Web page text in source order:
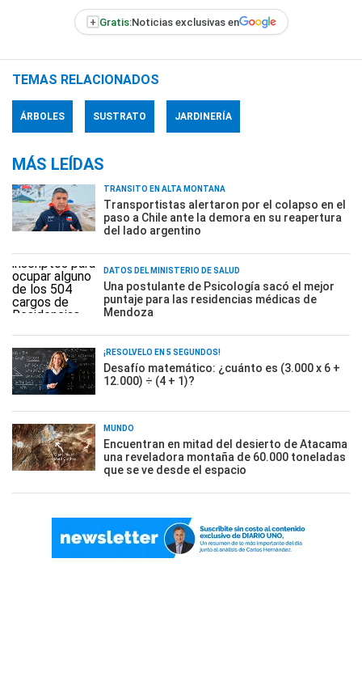
+ Gratis:Noticias exclusivas en
TEMAS RELACIONADOS
ÁRBOLES SUSTRATO JARDINERÍA
MÁS LEÍDAS
TRÁNSITO EN ALTA MONTAÑA
Transportistas alertaron por el colapso en el
paso a Chile ante la demora en su reapertura
del lado argentino
DATOS DEL MINISTERIO DE SALUD
Una postulante de Psicología sacó el mejor
puntaje para las residencias médicas de
Mendoza
¡RESOLVELO EN 5 SEGUNDOS!
Desafío matemático: ¿cuánto es (3.000 x 6 +
12.000) ÷ (4 + 1)?
MUNDO
Encuentran en mitad del desierto de Atacama
una reveladora montaña de 60.000 toneladas
que se ve desde el espacio